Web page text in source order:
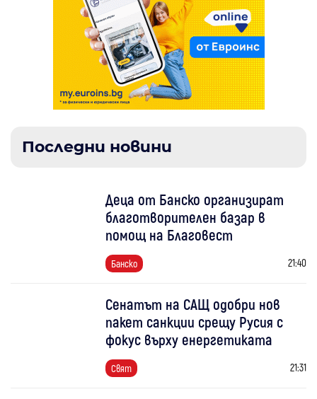
Последни новини
Деца от Банско организират
благотворителен базар в
помощ на Благовест
Банско 21:40
Сенатът на САЩ одобри нов
пакет санкции срещу Русия с
фокус върху енергетиката
Свят 21:31